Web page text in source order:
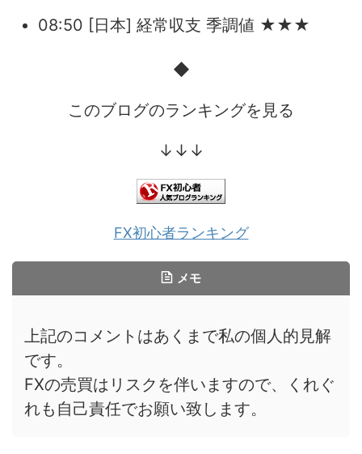
08:50 [日本] 経常収支 季調値 ★★★
◆
このブログのランキングを見る
↓↓↓
FX初心者ランキング
メモ
上記のコメントはあくまで私の個人的見解
です。
FXの売買はリスクを伴いますので、くれぐ
れも自己責任でお願い致します。